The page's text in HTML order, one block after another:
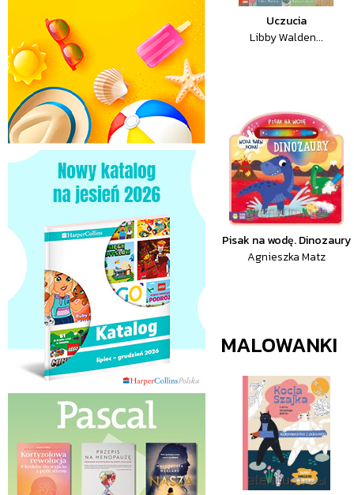
Uczucia
Libby Walden...
Pisak na wodę. Dinozaury
Agnieszka Matz
MALOWANKI